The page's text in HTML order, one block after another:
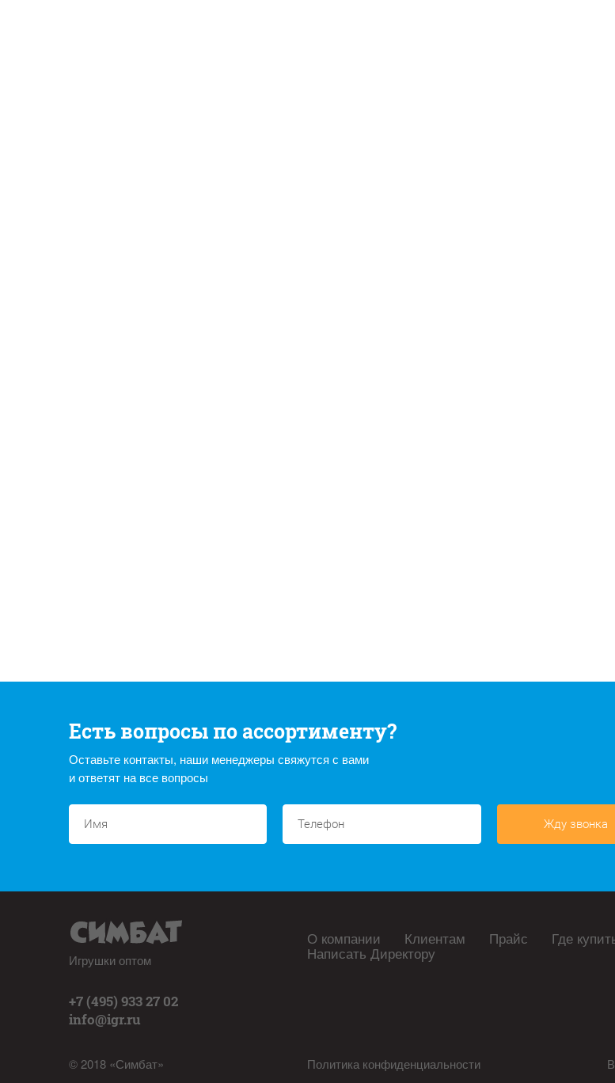
Есть вопросы по ассортименту?
Оставьте контакты, наши менеджеры свяжутся с вами
и ответят на все вопросы
Жду звонка
Игрушки оптом
+7 (495) 933 27 02
info@igr.ru
© 2018 «Симбат»
О компании Клиентам Прайс Где
Написать Директору
Политика конфиденциальности